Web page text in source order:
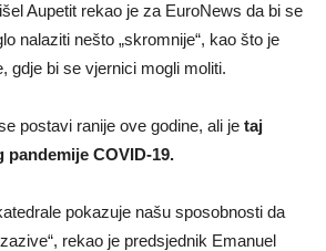
Aupetit rekao je za EuroNews da bi se
nalaziti nešto „skromnije“, kao što je
gdje bi se vjernici mogli moliti.
postavi ranije ove godine, ali je taj
COVID-19.
pokazuje našu sposobnosti da
rekao je predsjednik Emanuel